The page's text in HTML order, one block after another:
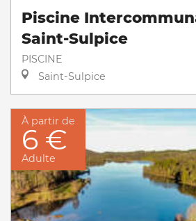
Piscine
Saint-Sulpice
PISCINE
Saint-Sulpice
À partir de
6 €
Adulte